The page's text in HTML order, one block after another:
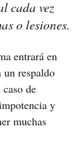
cada vez
o lesiones.
entrará en
respaldo
de
y
muchas